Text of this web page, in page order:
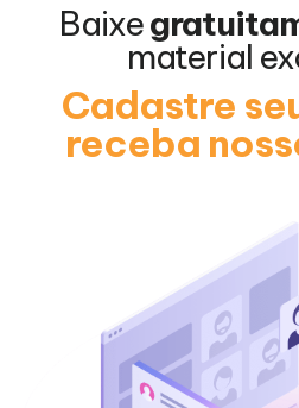
Baixe
material
Cadastre
receba